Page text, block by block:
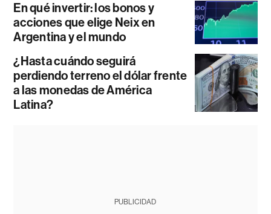
En qué invertir: los bonos y
acciones que elige Neix en
Argentina y el mundo
¿Hasta cuándo seguirá
perdiendo terreno el dólar frente
a las monedas de América
Latina?
PUBLICIDAD